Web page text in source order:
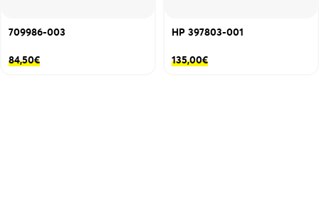
709986-003
84,50€
HP 397803-001
135,00€